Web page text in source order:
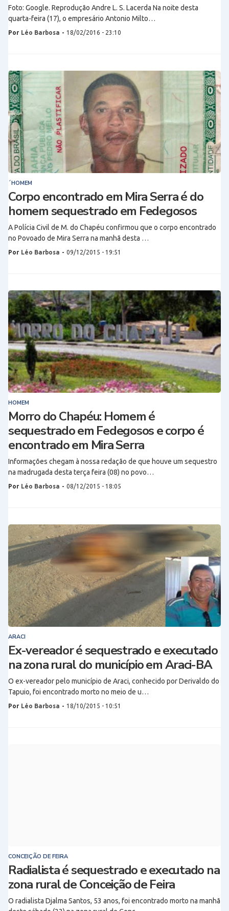
Foto: Google. Reprodução Andre L. S. Lacerda Na noite desta
quarta-feira (17), o empresário Antonio Milto…
Por Léo Barbosa - 18/02/2016 - 23:10
´HOMEM
Corpo encontrado em Mira Serra é do
homem sequestrado em Fedegosos
A Polícia Civil de M. do Chapéu confirmou que o corpo encontrado
no Povoado de Mira Serra na manhã desta …
Por Léo Barbosa - 09/12/2015 - 19:51
HOMEM
Morro do Chapéu: Homem é
sequestrado em Fedegosos e corpo é
encontrado em Mira Serra
Informações chegam à nossa redação de que houve um sequestro
na madrugada desta terça feira (08) no povo…
Por Léo Barbosa - 08/12/2015 - 18:05
ARACI
Ex-vereador é sequestrado e executado
na zona rural do município em Araci-BA
O ex-vereador pelo município de Araci, conhecido por Derivaldo do
Tapuio, foi encontrado morto no meio de u…
Por Léo Barbosa - 18/10/2015 - 10:51
CONCEIÇÃO DE FEIRA
Radialista é sequestrado e executado na
zona rural de Conceição de Feira
O radialista Djalma Santos, 53 anos, foi encontrado morto na manhã